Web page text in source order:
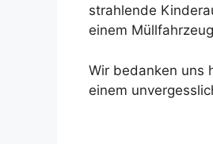
strahlende
einem
Wir bedanken uns
einem